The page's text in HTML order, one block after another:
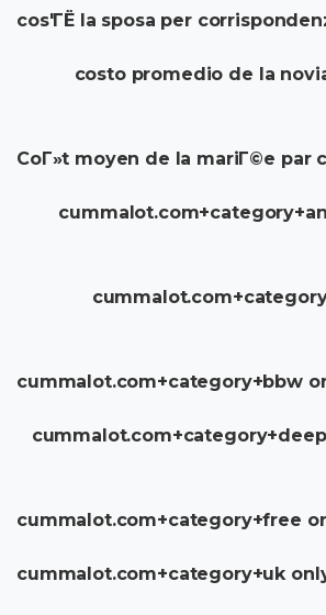
cos'ГЁ la sposa per
costo promedio de la
CoГ»t moyen de la mariГ©e par
cummalot.com+category+bbw
cummalot.com+category+free
cummalot.com+category+uk